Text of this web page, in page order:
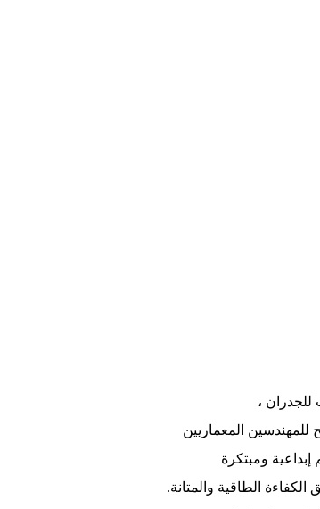
،
للمهندسين المعماريين
ومبتكرة
الطاقية والمتانة.